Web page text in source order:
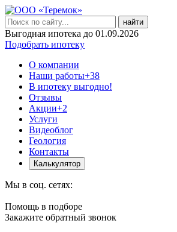
найти
Выгодная ипотека до 01.09.2026
Подобрать ипотеку
О компании
Наши работы+38
В ипотеку выгодно!
Отзывы
Акции+2
Услуги
Видеоблог
Геология
Контакты
Калькулятор
Мы в соц. сетях:
Помощь в подборе
Закажите обратный звонок